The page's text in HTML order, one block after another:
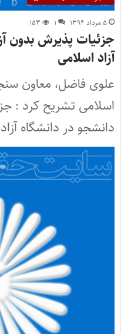
۵ مرداد ۱۳۹۴ ۱ ۱۵۳
جزئیات پذیرش بدون
آزاد اسلامی
علوی فاضل، معاون
اسلامی تشریح کرد :
دانشجو در دانشگاه